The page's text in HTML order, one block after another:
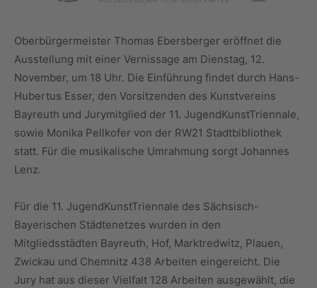
Oberbürgermeister Thomas Ebersberger eröffnet die
Ausstellung mit einer Vernissage am Dienstag, 12.
November, um 18 Uhr. Die Einführung findet durch Hans-
Hubertus Esser, den Vorsitzenden des Kunstvereins
Bayreuth und Jurymitglied der 11. JugendKunstTriennale,
sowie Monika Pellkofer von der RW21 Stadtbibliothek
statt. Für die musikalische Umrahmung sorgt Johannes
Lenz.
Für die 11. JugendKunstTriennale des Sächsisch-
Bayerischen Städtenetzes wurden in den
Mitgliedsstädten Bayreuth, Hof, Marktredwitz, Plauen,
Zwickau und Chemnitz 438 Arbeiten eingereicht. Die
Jury hat aus dieser Vielfalt 128 Arbeiten ausgewählt, die